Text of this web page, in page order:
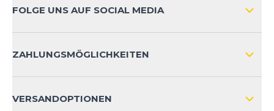
KONTAKT
PRODUKTSICHERHEIT
FOLGE UNS AUF SOCIAL MEDIA
ZAHLUNGSMÖGLICHKEITEN
VERSANDOPTIONEN